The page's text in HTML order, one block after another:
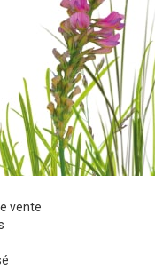
vente